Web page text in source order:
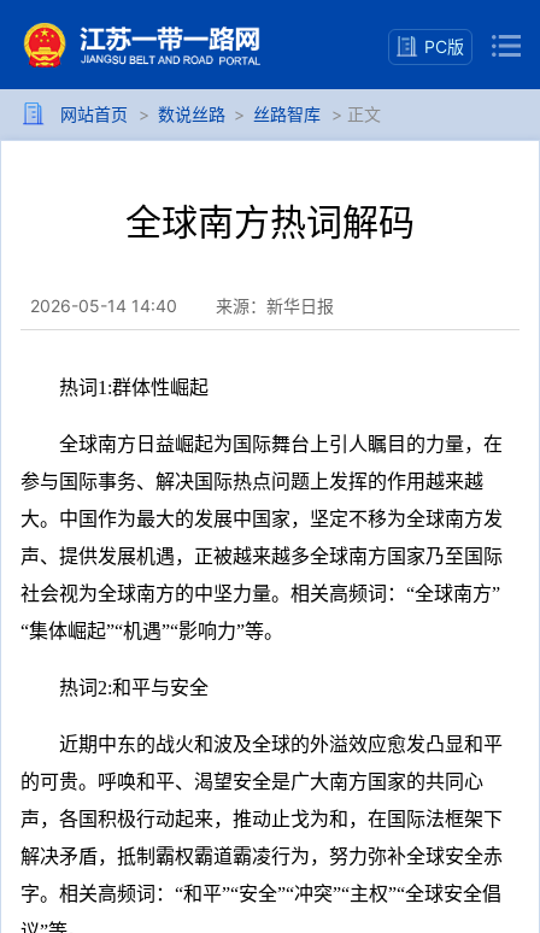
PC版
网站首页 > 数说丝路 > 丝路智库 > 正文
全球南方热词解码
2026-05-14 14:40 来源：新华日报
热词1:群体性崛起
全球南方日益崛起为国际舞台上引人瞩目的力量，在
参与国际事务、解决国际热点问题上发挥的作用越来越
大。中国作为最大的发展中国家，坚定不移为全球南方发
声、提供发展机遇，正被越来越多全球南方国家乃至国际
社会视为全球南方的中坚力量。相关高频词：“全球南方”
“集体崛起”“机遇”“影响力”等。
热词2:和平与安全
近期中东的战火和波及全球的外溢效应愈发凸显和平
的可贵。呼唤和平、渴望安全是广大南方国家的共同心
声，各国积极行动起来，推动止戈为和，在国际法框架下
解决矛盾，抵制霸权霸道霸凌行为，努力弥补全球安全赤
字。相关高频词：“和平”“安全”“冲突”“主权”“全球安全倡